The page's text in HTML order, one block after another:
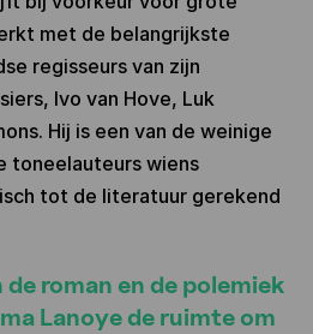
met de belangrijkste
regisseurs van zijn
Ivo van Hove, Luk
Hij is een van de weinige
toneelauteurs wiens
tot de literatuur gerekend
de roman en de polemiek
Lanoye de ruimte om